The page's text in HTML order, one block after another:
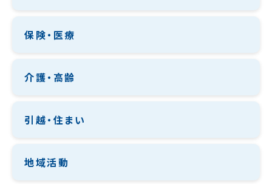
保険・医療
介護・高齢
引越・住まい
地域活動